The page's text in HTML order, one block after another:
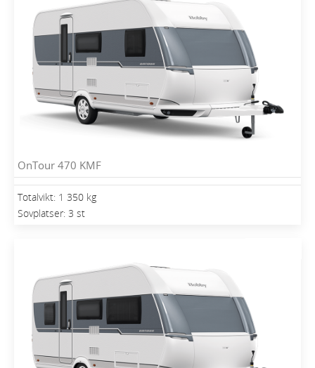
OnTour 470 KMF
Totalvikt: 1 350 kg
Sovplatser: 3 st